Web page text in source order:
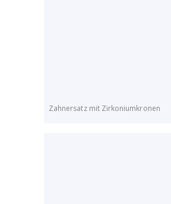
Zahnersatz mit Zirkoniumkronen